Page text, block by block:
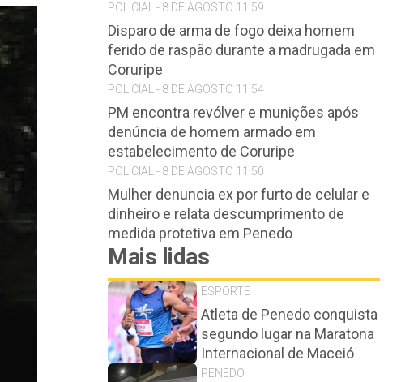
POLICIAL - 8 DE AGOSTO 11:59
Disparo de arma de fogo deixa homem
ferido de raspão durante a madrugada em
Coruripe
POLICIAL - 8 DE AGOSTO 11:54
PM encontra revólver e munições após
denúncia de homem armado em
estabelecimento de Coruripe
POLICIAL - 8 DE AGOSTO 11:50
Mulher denuncia ex por furto de celular e
dinheiro e relata descumprimento de
medida protetiva em Penedo
Mais lidas
ESPORTE
Atleta de Penedo conquista
segundo lugar na Maratona
Internacional de Maceió
PENEDO